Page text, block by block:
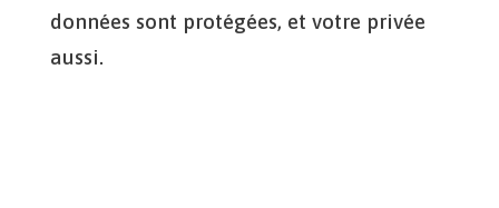
données sont protégées, et votre privée
aussi.